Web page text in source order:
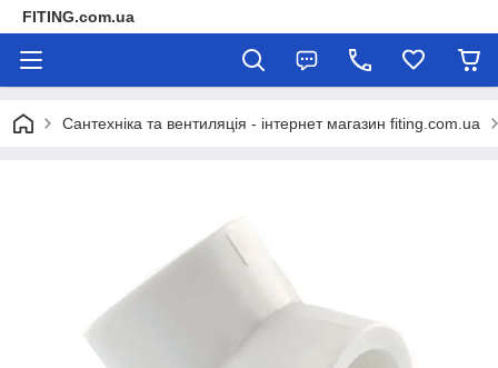
FITING.com.ua
Сантехніка та вентиляція - інтернет магазин fiting.com.ua